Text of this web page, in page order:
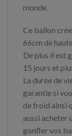
monde.
Ce ballon
66cm de
De plus il est
15 jours et
La durée de
garantie si
de froid ainsi
aussi acheter
gonfler vos